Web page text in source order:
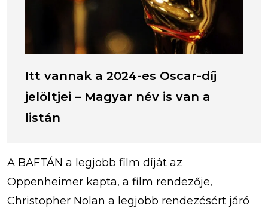
Itt vannak a 2024-es Oscar-díj
jelöltjei – Magyar név is van a
listán
A BAFTÁN a legjobb film díját az
Oppenheimer kapta, a film rendezője,
Christopher Nolan a legjobb rendezésért járó